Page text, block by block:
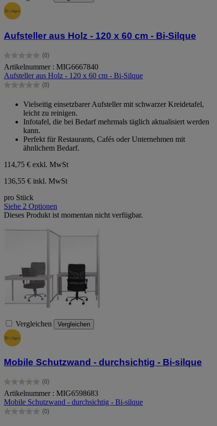
Aufsteller aus Holz - 120 x 60 cm - Bi-Silque
(0)
0.0
von
5
Sternen.
Artikelnummer : MIG6667840
Aufsteller aus Holz - 120 x 60 cm - Bi-Silque
(0)
0.0
Sternen.
Vielseitig einsetzbarer Aufsteller mit schwarzer Kreidetafel,
leicht zu reinigen.
Infotafel, die bei Bedarf mehrmals täglich aktualisiert werden
kann.
Perfekt für Restaurants, Cafés oder Unternehmen mit
ähnlichem Bedarf.
114,75 € exkl. MwSt
136,55 € inkl. MwSt
pro Stück
Siehe 2 Optionen
Dieses Produkt ist momentan nicht verfügbar.
Vergleichen Vergleichen
Mobile Schutzwand - durchsichtig - Bi-silque
(0)
0.0
von
5
Sternen.
Artikelnummer : MIG6598683
Mobile Schutzwand - durchsichtig - Bi-silque
(0)
0.0